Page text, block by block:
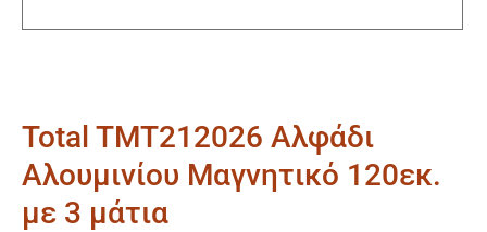
Total TMT212026 Αλφάδι
Αλουμινίου Μαγνητικό 120εκ.
με 3 μάτια